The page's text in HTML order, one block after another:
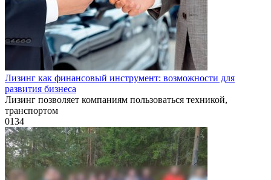
Лизинг как финансовый инструмент: возможности для
развития бизнеса
Лизинг позволяет компаниям пользоваться техникой,
транспортом
0134